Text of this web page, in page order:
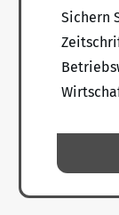
Sichern